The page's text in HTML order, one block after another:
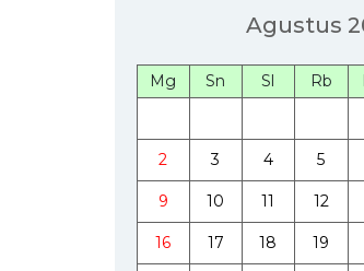
Agustus
Mg Sn Sl Rb
2 3 4 5
9 10 11 12
16 17 18 19